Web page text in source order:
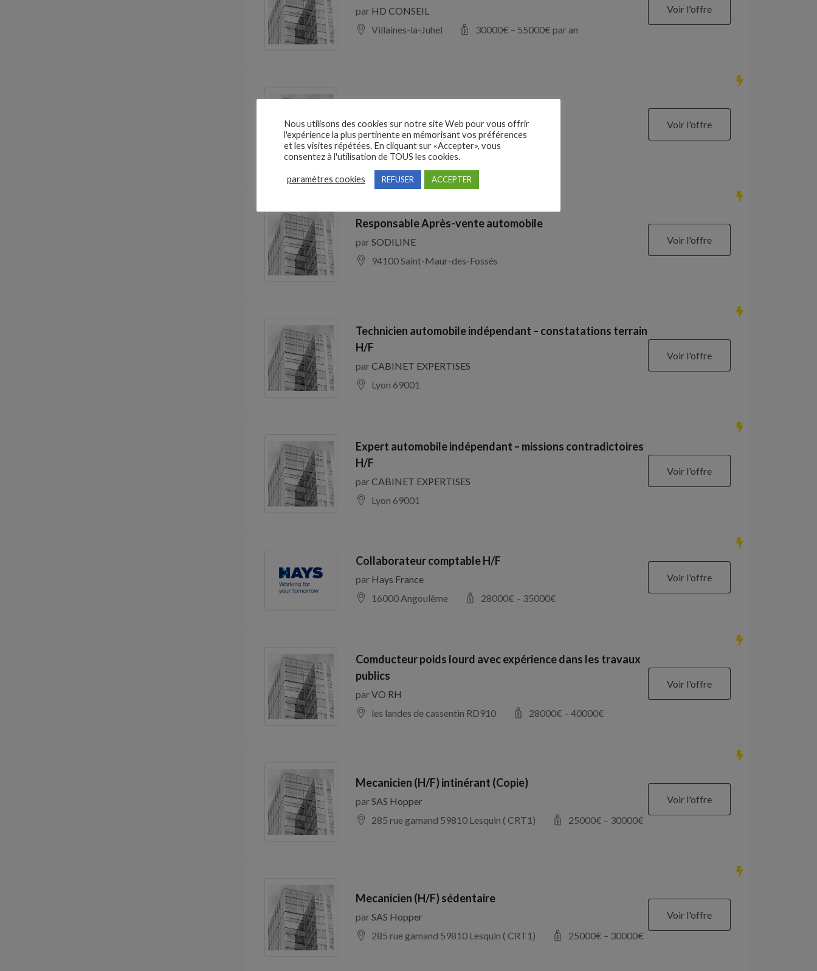
par HD CONSEIL
Villaines-la-Juhel
30000€ – 55000€ par an
Voir l'offre
parFrance Galop
Maisons-Laffitte
27000
Voir l'offre
Responsable Après-vente automobile
parSODILINE
94100 Saint-Maur-des-Fossés
Voir l'offre
Technicien automobile indépendant – constatations terrain
H/F
parCABINET EXPERTISES
Lyon 69001
Voir l'offre
Expert automobile indépendant – missions contradictoires
H/F
parCABINET EXPERTISES
Lyon 69001
Voir l'offre
Collaborateur comptable H/F
par Hays France
16000 Angoulême
28000€ – 35000€
Voir l'offre
Comducteur poids lourd avec expérience dans les travaux
publics
parVO RH
les landes de cassentin RD910
28000€ – 40000€
Voir l'offre
Mecanicien (H/F) intinérant (Copie)
parSAS Hopper
285 rue gamand 59810 Lesquin ( CRT1)
25000€ – 30000€
Voir l'offre
Mecanicien (H/F) sédentaire
parSAS Hopper
285 rue gamand 59810 Lesquin ( CRT1)
25000€ – 30000€
Voir l'offre
Nous utilisons des cookies sur notre site Web pour vous offrir
l'expérience la plus pertinente en mémorisant vos préférences
et les visites répétées. En cliquant sur «Accepter», vous
consentez à l'utilisation de TOUS les cookies.
paramètres cookies REFUSER ACCEPTER